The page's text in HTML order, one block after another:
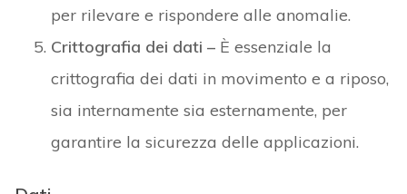
È quanto mai fondamentale proteggere i dati sui
dispositivi, nelle applicazioni e nelle reti. Le
funzioni del modello di maturità dei dati sono
costituite da: